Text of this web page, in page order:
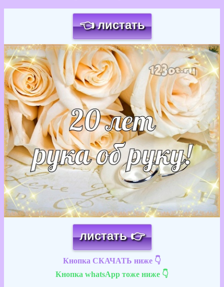
👈 листать
Загрузка картинки...
листать 👉
Кнопка СКАЧАТЬ ниже 👇
Кнопка whatsApp тоже ниже 👇